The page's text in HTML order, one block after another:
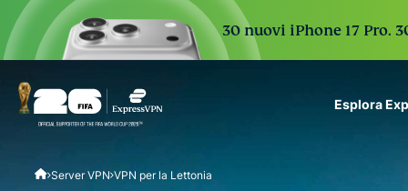
30 nuovi iPhone 17 Pro.
Esplora
Server VPN VPN per la Lettonia